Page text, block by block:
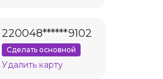
220048******9102
Сделать основной
Удалить карту